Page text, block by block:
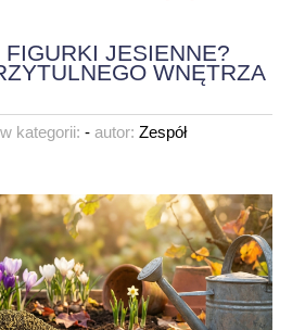
JESIENNE?
WNĘTRZA
w kategorii: - autor: Zespół